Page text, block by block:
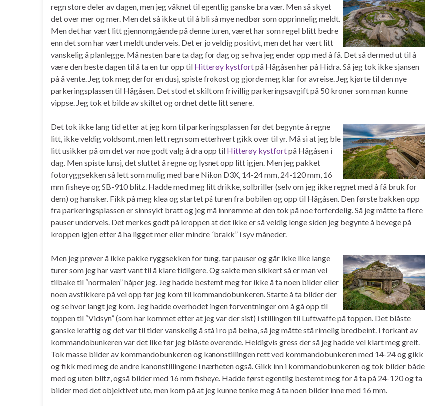
regn store deler av dagen, men jeg våknet til egentlig ganske bra vær. Men så skyet
det over mer og mer. Men det så ikke ut til å bli så mye nedbør som opprinnelig meldt.
Men det har vært litt gjennomgående på denne turen, været har som regel blitt bedre
enn det som har vært meldt underveis. Det er jo veldig positivt, men det har vært litt
vanskelig å planlegge. Må nesten bare ta dag for dag og se hva jeg ender opp med å få. Det så dermed ut til å
være den beste dagen til å ta en tur opp til Hitterøy kystfortpå Hågåsen her på Hidra. Så jeg tok ikke sjansen
på å vente. Jeg tok meg derfor en dusj, spiste frokost og gjorde meg klar for avreise. Jeg kjørte til den nye
parkeringsplassen til Hågåsen. Det stod et skilt om frivillig parkeringsavgift på 50 kroner som man kunne
vippse. Jeg tok et bilde av skiltet og ordnet dette litt senere.
Det tok ikke lang tid etter at jeg kom til parkeringsplassen før det begynte å regne
litt, ikke veldig voldsomt, men lett regn som etterhvert gikk over til yr. Må si at jeg ble
litt usikker på om det var noe godt valg å dra opp til Hitterøy kystfortpå Hågåsen i
dag. Men spiste lunsj, det sluttet å regne og lysnet opp litt igjen. Men jeg pakket
fotoryggsekken så lett som mulig med bare Nikon D3X, 14-24 mm, 24-120 mm, 16
mm fisheye og SB-910 blitz. Hadde med meg litt drikke, solbriller (selv om jeg ikke regnet med å få bruk for
dem) og hansker. Fikk på meg klea og startet på turen fra bobilen og opp til Hågåsen. Den første bakken opp
fra parkeringsplassen er sinnsykt bratt og jeg må innrømme at den tok på noe forferdelig. Så jeg måtte ta flere
pauser underveis. Det merkes godt på kroppen at det ikke er så veldig lenge siden jeg begynte å bevege på
kroppen igjen etter å ha ligget mer eller mindre “brakk” i syv måneder.
Men jeg prøver å ikke pakke ryggsekken for tung, tar pauser og går ikke like lange
turer som jeg har vært vant til å klare tidligere. Og sakte men sikkert så er man vel
tilbake til “normalen” håper jeg. Jeg hadde bestemt meg for ikke å ta noen bilder eller
noen avstikkere på vei opp før jeg kom til kommandobunkeren. Starte å ta bilder der
og se hvor langt jeg kom. Jeg hadde overhodet ingen forventninger om å gå opp til
toppen til “Vidsyn” (som har kommet etter at jeg var der sist) i stillingen til Luftwaffe på toppen. Det blåste
ganske kraftig og det var til tider vanskelig å stå i ro på beina, så jeg måtte stå rimelig bredbeint. I forkant av
kommandobunkeren var det like før jeg blåste overende. Heldigvis gress der så jeg hadde vel klart meg greit.
Tok masse bilder av kommandobunkeren og kanonstillingen rett ved kommandobunkeren med 14-24 og gikk
og fikk med meg de andre kanonstillingene i nærheten også. Gikk inn i kommandobunkeren og tok bilder både
med og uten blitz, også bilder med 16 mm fisheye. Hadde først egentlig bestemt meg for å ta på 24-120 og ta
bilder med det objektivet ute, men kom på at jeg kunne tenke meg å ta noen bilder inne med 16 mm.